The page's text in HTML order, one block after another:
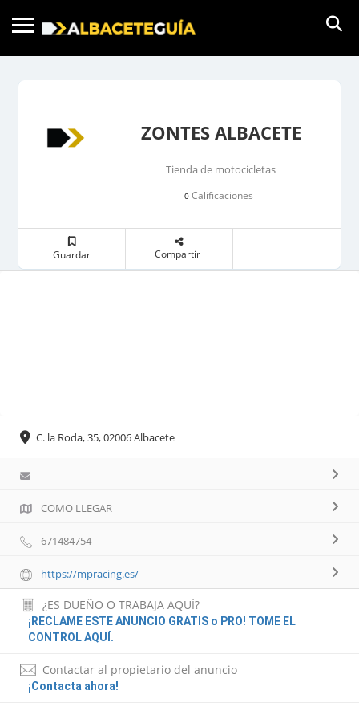
ZONTES ALBACETE
Tienda de motocicletas
0Calificaciones
Guardar Compartir
C. la Roda, 35, 02006 Albacete
COMO LLEGAR
671484754
https://mpracing.es/
¿ES DUEÑO O TRABAJA AQUÍ?
¡RECLAME ESTE ANUNCIO GRATIS o PRO! TOME EL
CONTROL AQUÍ.
Contactar al propietario del anuncio
¡Contacta ahora!